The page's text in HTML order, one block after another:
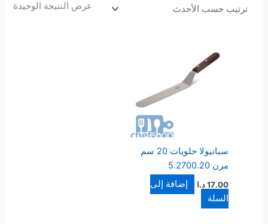
عرض النتيجة الوحيدة
سباتيولا حلويات 20 سم
مرن 5.2700.20
17.00 د.ا
إضافة إلى
السلة